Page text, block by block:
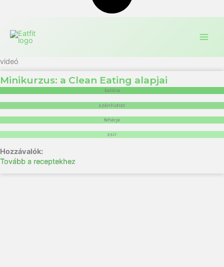
videó
Minikurzus: a Clean Eating alapjai
kalória
szénhidrát:
fehérje
zsír:
Tovább a receptekhez